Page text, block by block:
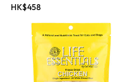
HK$458